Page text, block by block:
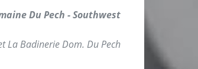
Du Pech - Southwest
La Badinerie Dom. Du Pech